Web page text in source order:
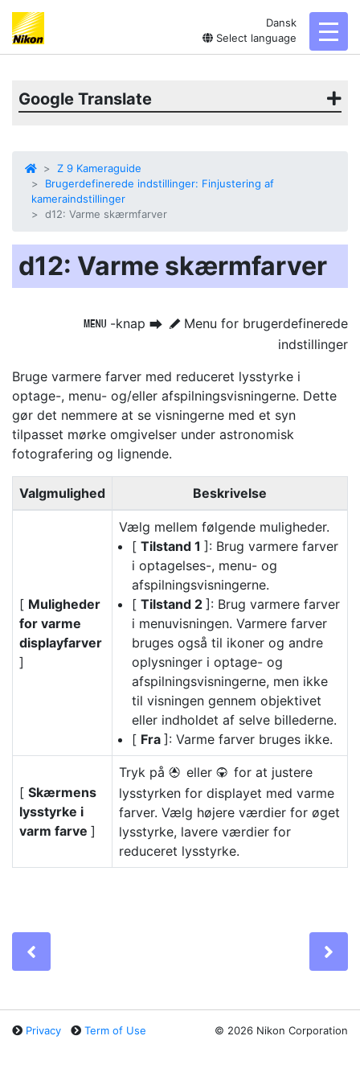
Dansk
Select language
Google Translate
Z 9 Kameraguide
Brugerdefinerede indstillinger: Finjustering af
kameraindstillinger
d12: Varme skærmfarver
d12: Varme skærmfarver
G -knap U A Menu for brugerdefinerede
indstillinger
Bruge varmere farver med reduceret lysstyrke i
optage-, menu- og/eller afspilningsvisningerne. Dette
gør det nemmere at se visningerne med et syn
tilpasset mørke omgivelser under astronomisk
fotografering og lignende.
Valgmulighed Beskrivelse
[ Muligheder
for varme
displayfarver
]
Vælg mellem følgende muligheder.
[ Tilstand 1 ]: Brug varmere farver
i optagelses-, menu- og
afspilningsvisningerne.
[ Tilstand 2 ]: Brug varmere farver
i menuvisningen. Varmere farver
bruges også til ikoner og andre
oplysninger i optage- og
afspilningsvisningerne, men ikke
til visningen gennem objektivet
eller indholdet af selve billederne.
[ Fra ]: Varme farver bruges ikke.
[ Skærmens
lysstyrke i
varm farve ]
Tryk på 1 eller 3 for at justere
lysstyrken for displayet med varme
farver. Vælg højere værdier for øget
lysstyrke, lavere værdier for
reduceret lysstyrke.
Privacy Term of Use © 2026 Nikon Corporation